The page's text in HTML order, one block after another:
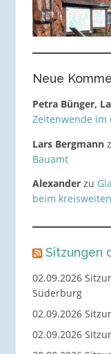
Neue
Petra Bünger,
Zeitenwende im
Lars Bergmann
Bauamt
Alexanderzu
beim
Sitzungen
02.09.2026
Suderburg
02.09.2026
02.09.2026